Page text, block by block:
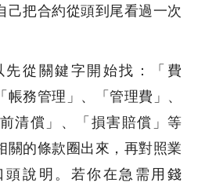
己把合約從頭到尾看過一次
從關鍵字開始找：「費
務管理」、「管理費」、
清償」、「損害賠償」等
關的條款圈出來，再對照業
頭說明。若你在急需用錢